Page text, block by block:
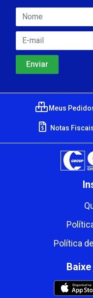
Meus
Notas
Política